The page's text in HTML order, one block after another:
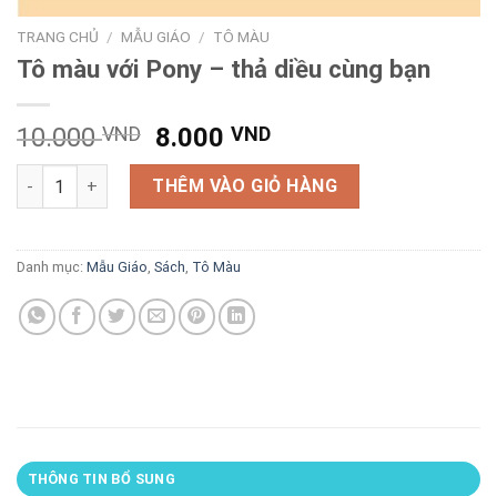
TRANG CHỦ / MẪU GIÁO / TÔ MÀU
Tô màu với Pony – thả diều cùng bạn
10.000VND
Giá
gốc
là:
10.000 VND.
8.000VNDGiá
hiện
tại
là:
8.000 VND.
Tô màu với Pony - thả diều cùng bạn số lượng
THÊM VÀO GIỎ HÀNG
Danh mục: Mẫu Giáo, Sách, Tô Màu
THÔNG TIN BỔ SUNG